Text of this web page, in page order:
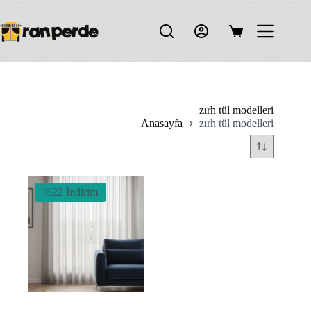
content
Shopping
zırh tül modelleri
Anasayfa
zırh tül modelleri
%22 İndirim